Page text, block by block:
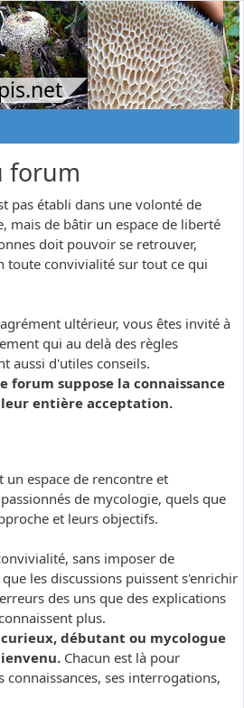
forum
pas établi dans une volonté de
mais de bâtir un espace de liberté
doit pouvoir se retrouver,
toute convivialité sur tout ce qui
ultérieur, vous êtes invité à
qui au delà des règles
aussi d'utiles conseils.
forum suppose la connaissance
entière acceptation.
un espace de rencontre et
de mycologie, quels que
et leurs objectifs.
sans imposer de
les discussions puissent s'enrichir
des uns que des explications
plus.
curieux, débutant ou mycologue
Chacun est là pour
connaissances, ses interrogations,